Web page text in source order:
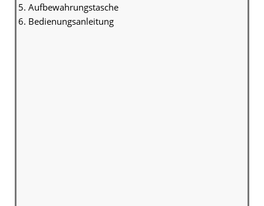
Aufbewahrungstasche
Bedienungsanleitung